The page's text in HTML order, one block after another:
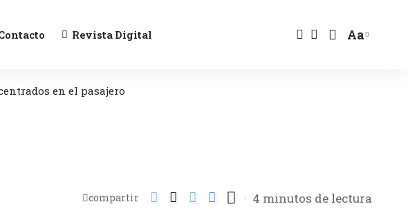
Revista Digital Aa
en el pasajero
compartir 4 minutos de lectura